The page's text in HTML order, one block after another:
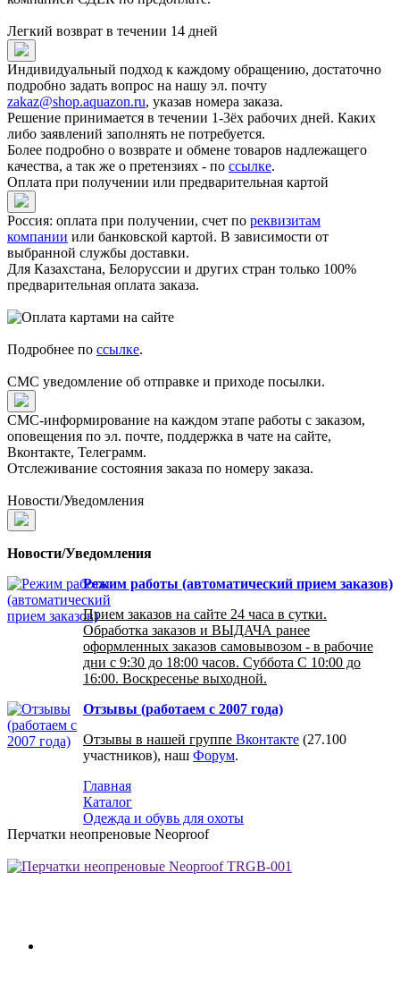
Легкий возврат в течении 14 дней
Индивидуальный подход к каждому обращению, достаточно
подробно задать вопрос на нашу эл. почту
zakaz@shop.aquazon.ru, указав номера заказа.
Решение принимается в течении 1-3ёх рабочих дней. Каких
либо заявлений заполнять не потребуется.
Более подробно о возврате и обмене товаров надлежащего
качества, а так же о претензиях - по ссылке.
Оплата при получении или предварительная картой
Россия: оплата при получении, счет по реквизитам
компании или банковской картой. В зависимости от
выбранной службы доставки.
Для Казахстана, Белоруссии и других стран только 100%
предварительная оплата заказа.
Подробнее по ссылке.
СМС уведомление об отправке и приходе посылки.
СМС-информирование на каждом этапе работы с заказом,
оповещения по эл. почте, поддержка в чате на сайте,
Вконтакте, Телеграмм.
Отслеживание состояния заказа по номеру заказа.
Новости/Уведомления
Новости/Уведомления
Режим работы (автоматический прием заказов)
Прием заказов на сайте 24 часа в сутки.
Обработка заказов и ВЫДАЧА ранее
оформленных заказов самовывозом - в рабочие
дни с 9:30 до 18:00 часов. Суббота С 10:00 до
16:00. Воскресенье выходной.
Отзывы (работаем с 2007 года)
Отзывы в нашей группе Вконтакте (27.100
участников), наш Форум.
Главная
Каталог
Одежда и обувь для охоты
Перчатки неопреновые Neoproof